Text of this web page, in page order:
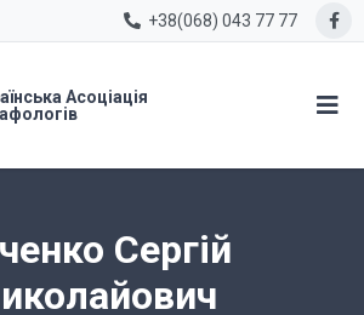
+38(068) 043 77 77
Асоціація
Сергій